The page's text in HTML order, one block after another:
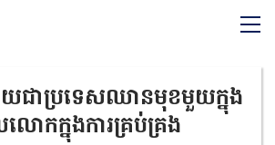
ាយជាប្រទេសឈានមុខមួយក្នុង
កក្នុងការគ្រប់គ្រង